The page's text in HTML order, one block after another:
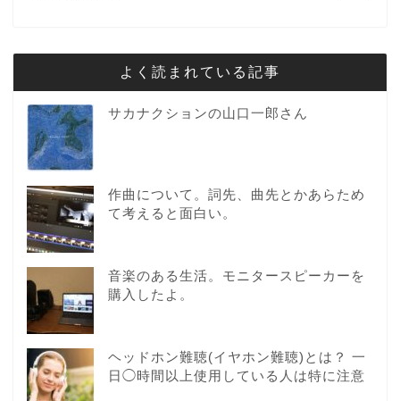
よく読まれている記事
サカナクションの山口一郎さん
作曲について。詞先、曲先とかあらため
て考えると面白い。
音楽のある生活。モニタースピーカーを
購入したよ。
ヘッドホン難聴(イヤホン難聴)とは？ 一
日◯時間以上使用している人は特に注意